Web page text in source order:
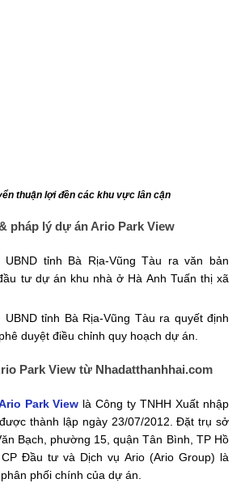
thuận lợi đền các khu vực lân cận
pháp lý dự án Ario Park View
UBND tỉnh Bà Rịa-Vũng Tàu ra văn bản
tư dự án khu nhà ở Hà Anh Tuấn thị xã
UBND tỉnh Bà Rịa-Vũng Tàu ra quyết định
duyệt điều chỉnh quy hoạch dự án.
Park View từ Nhadatthanhhai.com
Park View là Công ty TNHH Xuất nhập
thành lập ngày 23/07/2012. Đặt trụ sở
Bạch, phường 15, quận Tân Bình, TP Hồ
Đầu tư và Dịch vụ Ario (Ario Group) là
phối chính của dự án.